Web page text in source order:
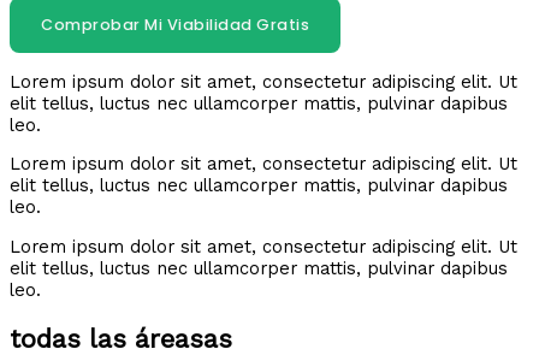
Comprobar Mi Viabilidad Gratis
Lorem ipsum dolor sit amet, consectetur adipiscing elit. Ut
elit tellus, luctus nec ullamcorper mattis, pulvinar dapibus
leo.
Lorem ipsum dolor sit amet, consectetur adipiscing elit. Ut
elit tellus, luctus nec ullamcorper mattis, pulvinar dapibus
leo.
Lorem ipsum dolor sit amet, consectetur adipiscing elit. Ut
elit tellus, luctus nec ullamcorper mattis, pulvinar dapibus
leo.
todas las áreasas